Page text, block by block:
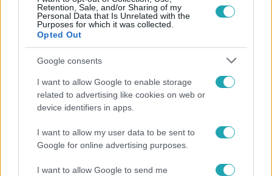
Retention, Sale, and/or Sharing of my
Personal Data that Is Unrelated with the
Purposes for which it was collected.
Opted Out
Google consents
I want to allow Google to enable storage
related to advertising like cookies on web or
device identifiers in apps.
I want to allow my user data to be sent to
Google for online advertising purposes.
I want to allow Google to send me
"Hatalmas viharban" - így zajlott Hegyi Barbara